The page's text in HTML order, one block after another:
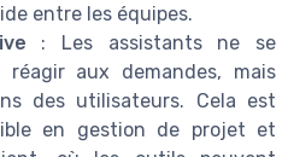
entre les équipes.
: Les assistants ne se
aux demandes, mais
des utilisateurs. Cela est
en gestion de projet et